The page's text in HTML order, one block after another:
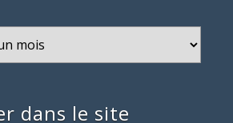
dans le site